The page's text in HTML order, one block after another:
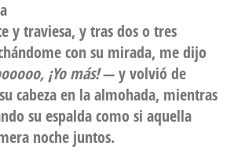
y traviesa, y tras dos o tres
con su mirada, me dijo
¡Yo más!— y volvió de
cabeza en la almohada, mientras
su espalda como si aquella
noche juntos.